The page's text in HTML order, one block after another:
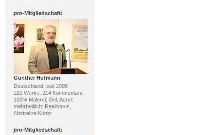
pro-Mitgliedschaft:
Günther Hofmann
Deutschland, seit 2008
221 Werke, 214 Kommentare
100% Malerei; Oel, Acryl;
mehrheitlich: Realismus,
Abstrakte Kunst
pro-Mitgliedschaft: